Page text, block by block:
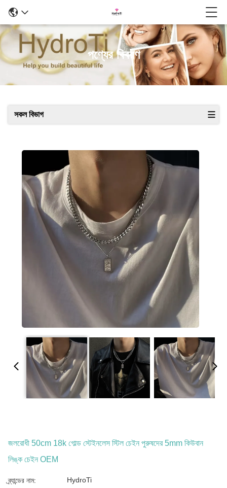
পণ্যের বিবরণ
সকল বিভাগ
জলরোধী 50cm 18k গোল্ড স্টেইনলেস স্টিল চেইন পুরুষদের 5mm কিউবান
লিঙ্ক চেইন OEM
ব্র্যান্ডের নাম: HydroTi